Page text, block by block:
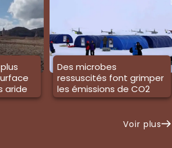
aride
Des microbes
ressuscités font grimper
les émissions de CO2
Voir plus